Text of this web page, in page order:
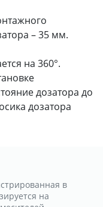
– 35 мм.
на 360°.
дозатора до
дозатора
в
на